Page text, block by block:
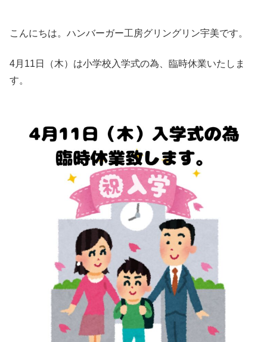
こんにちは。ハンバーガー工房グリングリン宇美です。
4月11日（木）は小学校入学式の為、臨時休業いたしま
す。